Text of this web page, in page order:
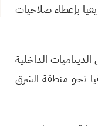
بإعطاء صلاحيات
الداخلية
نحو منطقة الشرق